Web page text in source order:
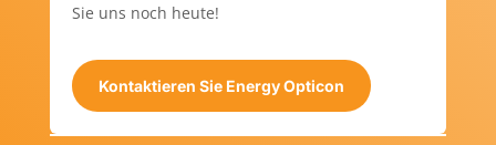
Sie uns noch heute!
Kontaktieren Sie Energy Opticon